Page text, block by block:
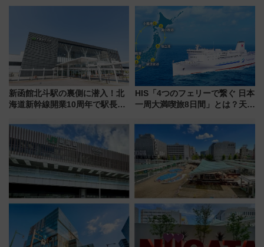
れるべき世界の旅先』
ラリーや子ども制服撮影も
新函館北斗駅の裏側に潜入！北
海道新幹線開業10周年で駅長
ト 参加方法や体験内容を紹介
HIS「4つのフェリーで繋ぐ 日本
一周大満喫旅8日間」とは？天橋
の絶景＆限定グルメを網羅！煩
雑な手続きも不要でお手軽に楽
しめるプランが登場